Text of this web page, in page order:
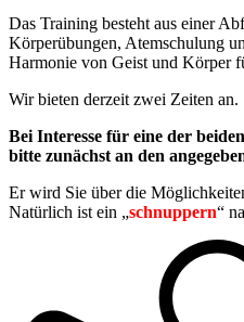
Das Training besteht aus einer
Körperübungen, Atemschulung
Harmonie von Geist und Körper
Wir bieten derzeit zwei Zeiten an.
Bei Interesse für eine der
bitte zunächst an den
Er wird Sie über die
Natürlich ist ein „schnuppern“